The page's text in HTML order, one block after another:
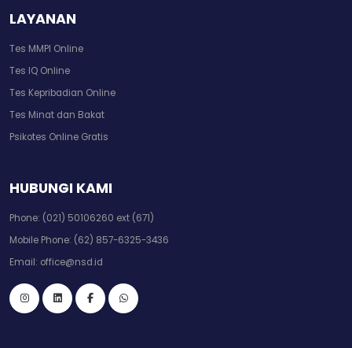
LAYANAN
Tes MMPI Online
Tes IQ Online
Tes Kepribadian Online
Tes Minat dan Bakat
Psikotes Online Gratis
HUBUNGI KAMI
Phone: (021) 50106260 ext (671)
Mobile Phone: (62) 857-6325-3436
Email: office@nsd.id